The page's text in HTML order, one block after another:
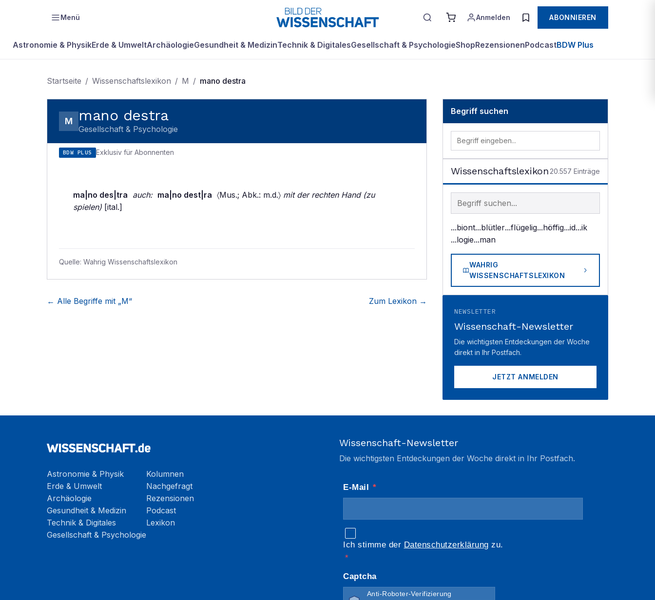
Menü Anmelden ABONNIEREN
Astronomie & PhysikErde & UmweltArchäologieGesundheit & MedizinTechnik & DigitalesGesellschaft & PsychologieShopRezensionenPodcastBDW Plus
Startseite / Wissenschaftslexikon / M / mano destra
M mano destra
Gesellschaft & Psychologie
BDW PLUS Exklusiv für Abonnenten
ma|no des|tra auch: ma|no dest|ra 〈Mus.; Abk.: m.d.〉 mit der rechten Hand (zu
spielen) [ital.]
Quelle: Wahrig Wissenschaftslexikon
← Alle Begriffe mit „M“ Zum Lexikon →
Begriff suchen
Wissenschaftslexikon 20.557 Einträge
Begriff im Lexikon suchen
...biont...blütler...flügelig...höffig...id...ik
...logie...man
WAHRIG
WISSENSCHAFTSLEXIKON
NEWSLETTER
Wissenschaft-Newsletter
Die wichtigsten Entdeckungen der Woche
direkt in Ihr Postfach.
JETZT ANMELDEN
Astronomie & Physik
Erde & Umwelt
Archäologie
Gesundheit & Medizin
Technik & Digitales
Gesellschaft & Psychologie
Kolumnen
Nachgefragt
Rezensionen
Podcast
Lexikon
Wissenschaft-Newsletter
Die wichtigsten Entdeckungen der Woche direkt in Ihr Postfach.